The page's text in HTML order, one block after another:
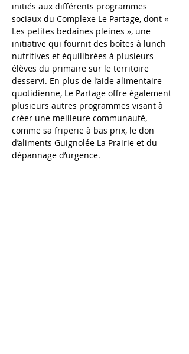
initiés aux différents programmes
sociaux du Complexe Le Partage, dont «
Les petites bedaines pleines », une
initiative qui fournit des boîtes à lunch
nutritives et équilibrées à plusieurs
élèves du primaire sur le territoire
desservi. En plus de l’aide alimentaire
quotidienne, Le Partage offre également
plusieurs autres programmes visant à
créer une meilleure communauté,
comme sa friperie à bas prix, le don
d’aliments Guignolée La Prairie et du
dépannage d’urgence.